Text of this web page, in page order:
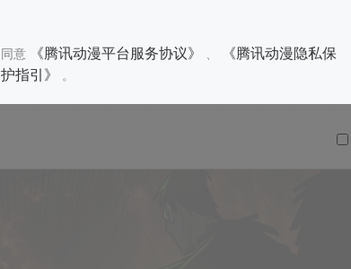
同意 《腾讯动漫平台服务协议》
《腾讯动漫隐私保
护指引》
。